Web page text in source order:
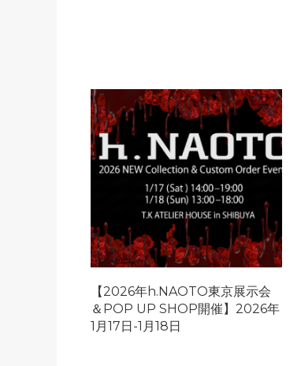
【2026年h.NAOTO東京展示会
＆POP UP SHOP開催】2026年
1月17日-1月18日